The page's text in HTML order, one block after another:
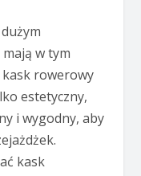
w tym
kask rowerowy
estetyczny,
i wygodny, aby
kask